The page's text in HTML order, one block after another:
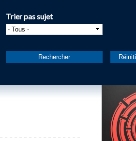
Trier pas sujet